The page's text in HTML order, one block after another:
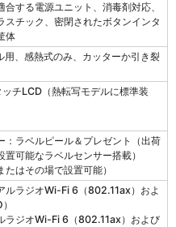
する電源ユニット、消毒剤対応、
スチック、密閉されたボタンインタ
体
、感熱式のみ、カッターか引き裂
チLCD（熱転写モデルに標準装
：ラベルピール＆プレゼント（出荷
可能なラベルセンサー搭載）
はその場で設置可能）
ルラジオWi-Fi 6（802.11ax）およ
ラジオWi-Fi 6（802.11ax）および